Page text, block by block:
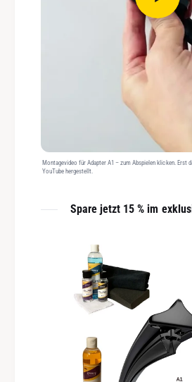
Montagevideo für Adapter A1 – zum Abspielen klicken. Erst
YouTube hergestellt.
Spare jetzt 15 % im